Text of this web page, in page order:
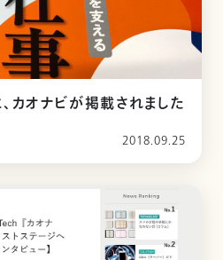
カオナビが掲載されました
2018.09.25